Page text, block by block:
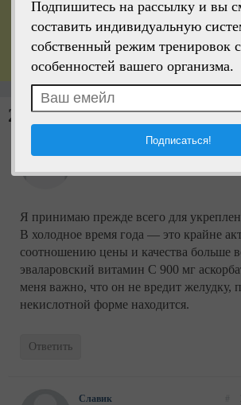
Подпишитесь на рассылку и вы
составить индивидуальную
собственный режим тренировок
особенностей вашего организма.
2 комментария
Я принимаю прежде всего для
В холодное время года — это крайне
соотношению цены и качества больше
эваларовский витамин С 900 мг
меня важно, что он не вредит желудку,
некислотной форме находится.
Ответить
Славик